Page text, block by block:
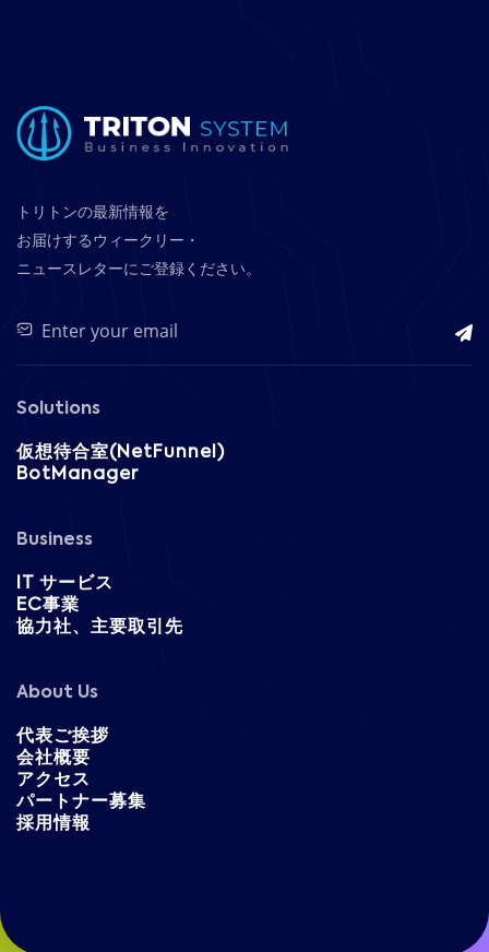
トリトンの最新情報を
お届けするウィークリー・
ニュースレターにご登録ください。
Solutions
仮想待合室(NetFunnel)
BotManager
Business
IT サービス
EC事業
協力社、主要取引先
About Us
代表ご挨拶
会社概要
アクセス
パートナー募集
採用情報